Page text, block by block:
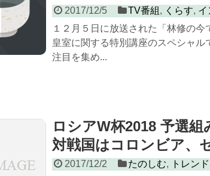
2017/12/5 TV番組 , くらす, イ
１２月５日に放送された「林修の
皇室に関する特別講座のスペシャ
注目を集め...
ロシアW杯2018 予選
対戦国はコロンビア、
2017/12/2 たのしむ, トレンド